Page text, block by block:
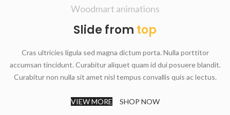
Woodmart animations
Slide from top
Cras ultricies ligula sed magna dictum porta. Nulla porttitor
accumsan tincidunt. Curabitur aliquet quam id dui posuere blandit.
Curabitur non nulla sit amet nisl tempus convallis quis ac lectus.
VIEW MORE SHOP NOW